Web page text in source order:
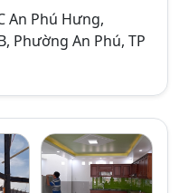
An Phú Hưng,
Phường An Phú, TP